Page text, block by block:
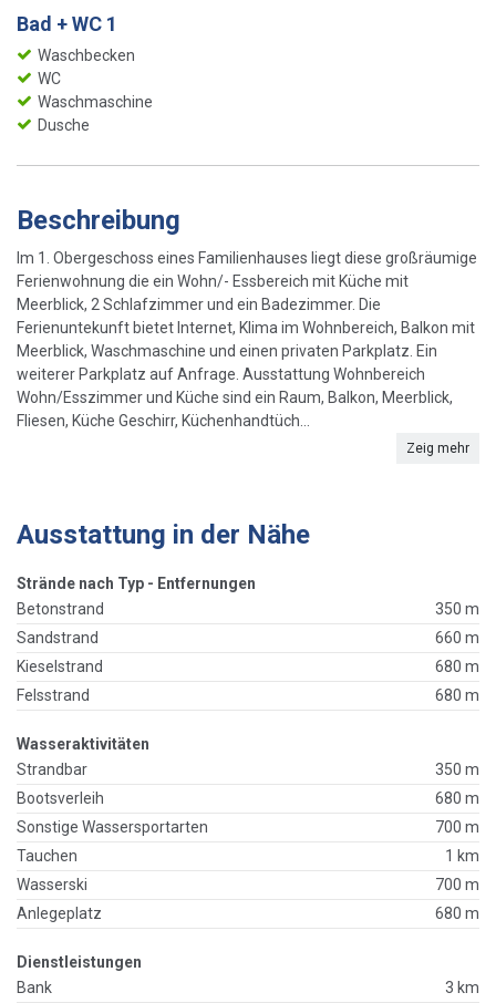
Bad + WC 1
Waschbecken
WC
Waschmaschine
Dusche
Beschreibung
Im 1. Obergeschoss eines Familienhauses liegt diese großräumige
Ferienwohnung die ein Wohn/- Essbereich mit Küche mit
Meerblick, 2 Schlafzimmer und ein Badezimmer. Die
Ferienuntekunft bietet Internet, Klima im Wohnbereich, Balkon mit
Meerblick, Waschmaschine und einen privaten Parkplatz. Ein
weiterer Parkplatz auf Anfrage. Ausstattung Wohnbereich
Wohn/Esszimmer und Küche sind ein Raum, Balkon, Meerblick,
Fliesen, Küche Geschirr, Küchenhandtüch...
Zeig mehr
Ausstattung in der Nähe
Strände nach Typ - Entfernungen
Betonstrand
350 m
Sandstrand
660 m
Kieselstrand
680 m
Felsstrand
680 m
Wasseraktivitäten
Strandbar
350 m
Bootsverleih
680 m
Sonstige Wassersportarten
700 m
Tauchen
1 km
Wasserski
700 m
Anlegeplatz
680 m
Dienstleistungen
Bank
3 km